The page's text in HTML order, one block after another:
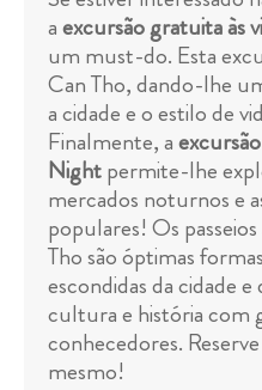
aexcursão gratuita às
um must-do. Esta
Can Tho, dando-lhe
a cidade e o estilo de
Finalmente, a
Nightpermite-lhe
mercados noturnos e
populares! Os
Tho são óptimas
escondidas da cidade
cultura e história com
conhecedores.
mesmo!